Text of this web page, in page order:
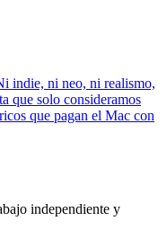
indie, ni neo, ni realismo,
que solo consideramos
que pagan el Mac con
independiente y